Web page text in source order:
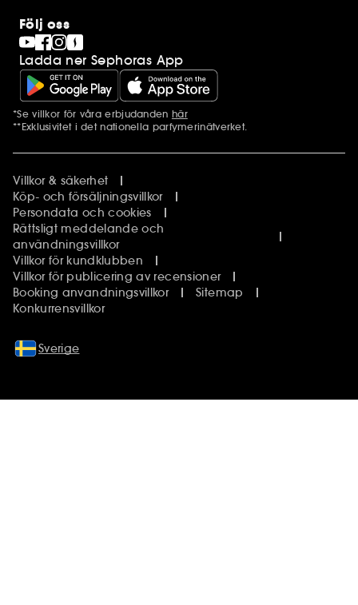
Följ oss
Ladda ner Sephoras App
Ytterligare information
*Se villkor för våra erbjudanden här
**Exklusivitet i det nationella parfymerinätverket.
Villkor & säkerhet
Köp- och försäljningsvillkor
Persondata och cookies
Rättsligt meddelande och
användningsvillkor
Villkor för kundklubben
Villkor för publicering av recensioner
Booking anvandningsvillkor
Sitemap
Konkurrensvillkor
Sverige